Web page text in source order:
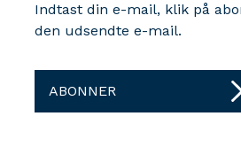
Indtast din e-mail, klik på
den udsendte e-mail.
ABONNER